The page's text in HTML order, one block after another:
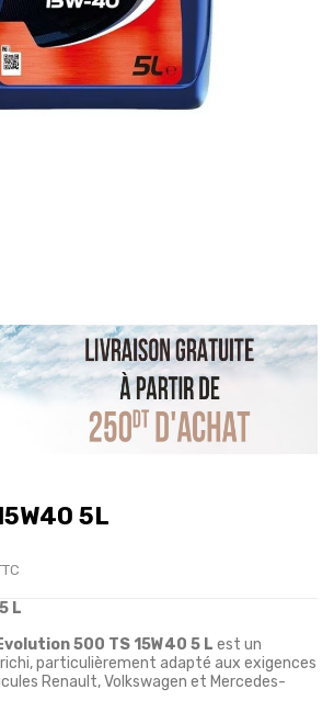
5L
L
500 TS 15W40 5 L est un
particulièrement adapté aux exigences
Renault, Volkswagen et Mercedes-